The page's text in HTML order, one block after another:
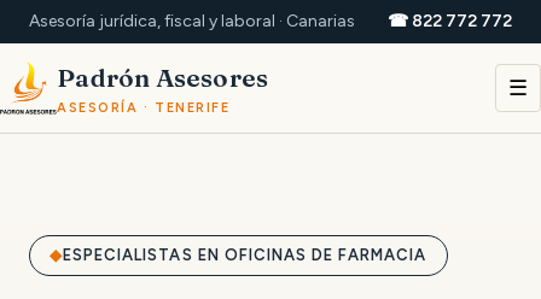
Asesoría jurídica, fiscal y laboral · Canarias ☎ 822 772 772
Padrón Asesores
ASESORÍA · TENERIFE
☰
ESPECIALISTAS EN OFICINAS DE FARMACIA